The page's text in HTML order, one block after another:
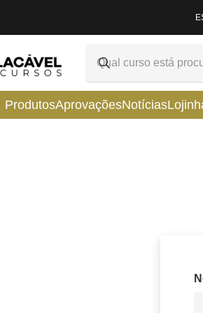
ProdutosAprovaçõesNotícias